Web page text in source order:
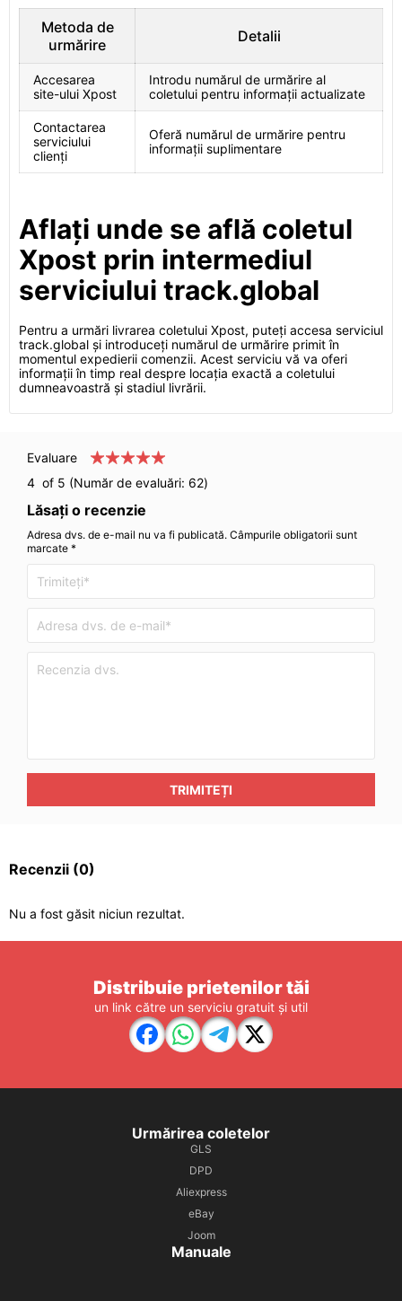
Metoda de
urmărire
Detalii
Accesarea
site-ului Xpost
Introdu numărul de urmărire al
coletului pentru informații actualizate
Contactarea
serviciului
clienți
Oferă numărul de urmărire pentru
informații suplimentare
Aflați unde se află coletul
Xpost prin intermediul
serviciului track.global
Pentru a urmări livrarea coletului Xpost, puteți accesa serviciul
track.global și introduceți numărul de urmărire primit în
momentul expedierii comenzii. Acest serviciu vă va oferi
informații în timp real despre locația exactă a coletului
dumneavoastră și stadiul livrării.
Evaluare
4 of 5 (Număr de evaluări: 62)
Lăsați o recenzie
Adresa dvs. de e-mail nu va fi publicată. Câmpurile obligatorii sunt
marcate *
TRIMITEȚI
Recenzii (0)
Nu a fost găsit niciun rezultat.
Distribuie prietenilor tăi
un link către un serviciu gratuit și util
Urmărirea coletelor
GLS
DPD
Aliexpress
eBay
Joom
Manuale